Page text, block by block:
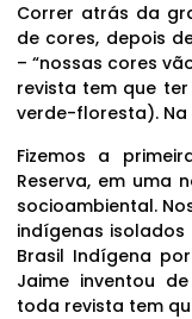
Correr atrás da
de cores, depois
– “nossas cores
revista tem que
verde-floresta). Na
Fizemos a
Reserva, em uma
socioambiental.
indígenas isolados
Brasil Indígena
Jaime inventou
toda revista tem